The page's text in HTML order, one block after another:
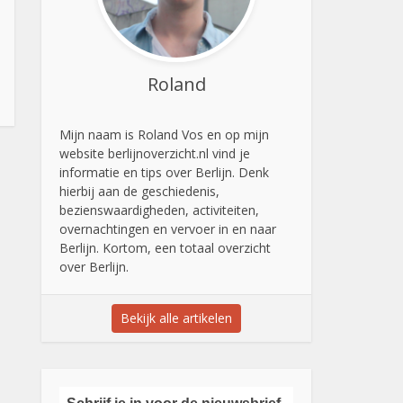
Roland
Mijn naam is Roland Vos en op mijn
website berlijnoverzicht.nl vind je
informatie en tips over Berlijn. Denk
hierbij aan de geschiedenis,
bezienswaardigheden, activiteiten,
overnachtingen en vervoer in en naar
Berlijn. Kortom, een totaal overzicht
over Berlijn.
Bekijk alle artikelen